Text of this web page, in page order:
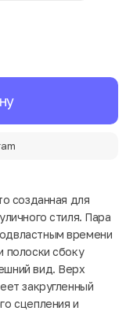
созданная для
стиля. Пара
времени
полоски сбоку
вид. Верх
закругленный
сцепления и